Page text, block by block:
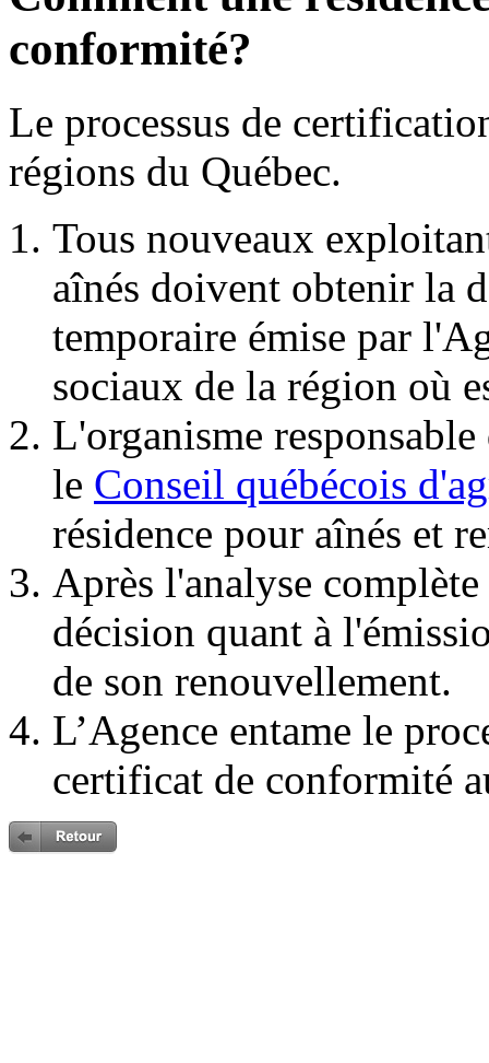
conformité?
Le processus de
régions du Québec.
Tous nouveaux
aînés doivent obtenir la
temporaire émise par
sociaux de la région où
L'organisme
le Conseil québécois
résidence pour aînés et
Après l'analyse
décision quant à
de son renouvellement.
L’Agence entame le
certificat de conformité